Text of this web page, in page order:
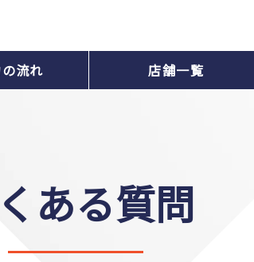
流れ 店舗一覧
ある質問